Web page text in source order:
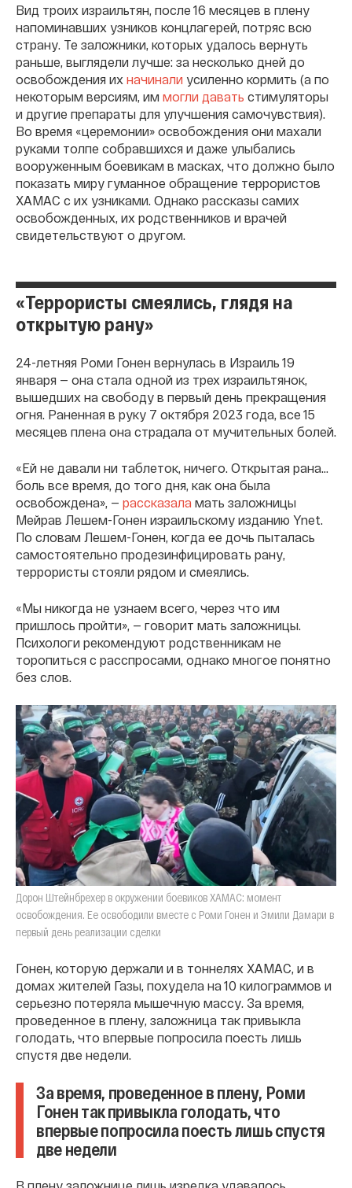
Вид троих израильтян, после 16 месяцев в плену
напоминавших узников концлагерей, потряс всю
страну. Те заложники, которых удалось вернуть
раньше, выглядели лучше: за несколько дней до
освобождения их начинали усиленно кормить (а по
некоторым версиям, им могли давать стимуляторы
и другие препараты для улучшения самочувствия).
Во время «церемонии» освобождения они махали
руками толпе собравшихся и даже улыбались
вооруженным боевикам в масках, что должно было
показать миру гуманное обращение террористов
ХАМАС с их узниками. Однако рассказы самих
освобожденных, их родственников и врачей
свидетельствуют о другом.
«Террористы смеялись, глядя на
открытую рану»
24-летняя Роми Гонен вернулась в Израиль 19
января — она стала одной из трех израильтянок,
вышедших на свободу в первый день прекращения
огня. Раненная в руку 7 октября 2023 года, все 15
месяцев плена она страдала от мучительных болей.
«Ей не давали ни таблеток, ничего. Открытая рана…
боль все время, до того дня, как она была
освобождена», — рассказала мать заложницы
Мейрав Лешем-Гонен израильскому изданию Ynet.
По словам Лешем-Гонен, когда ее дочь пыталась
самостоятельно продезинфицировать рану,
террористы стояли рядом и смеялись.
«Мы никогда не узнаем всего, через что им
пришлось пройти», — говорит мать заложницы.
Психологи рекомендуют родственникам не
торопиться с расспросами, однако многое понятно
без слов.
Дорон Штейнбрехер в окружении боевиков ХАМАС: момент
освобождения. Ее освободили вместе с Роми Гонен и Эмили Дамари в
первый день реализации сделки
Гонен, которую держали и в тоннелях ХАМАС, и в
домах жителей Газы, похудела на 10 килограммов и
серьезно потеряла мышечную массу. За время,
проведенное в плену, заложница так привыкла
голодать, что впервые попросила поесть лишь
спустя две недели.
За время, проведенное в плену, Роми
Гонен так привыкла голодать, что
впервые попросила поесть лишь спустя
две недели